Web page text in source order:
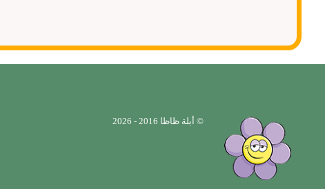
© أبلة ظاظا 2016 - 2026